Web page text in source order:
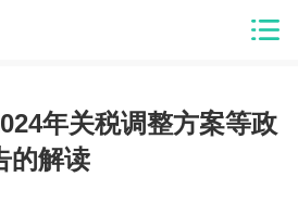
年关税调整方案等政
的解读